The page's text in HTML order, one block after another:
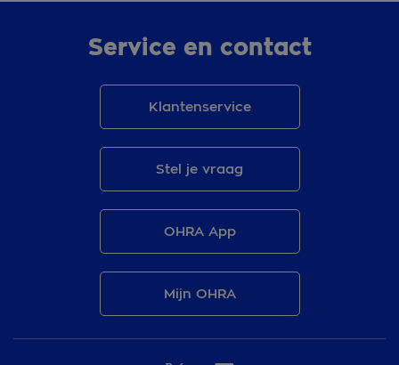
Service en contact
Klantenservice
Stel je vraag
OHRA App
Mijn OHRA